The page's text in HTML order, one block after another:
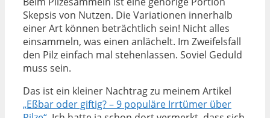
Skepsis von Nutzen. Die Variationen innerhalb
einer Art können beträchtlich sein! Nicht alles
einsammeln, was einen anlächelt. Im Zweifelsfall
den Pilz einfach mal stehenlassen. Soviel Geduld
muss sein.
Das ist ein kleiner Nachtrag zu meinem Artikel
„Eßbar oder giftig? – 9 populäre Irrtümer über